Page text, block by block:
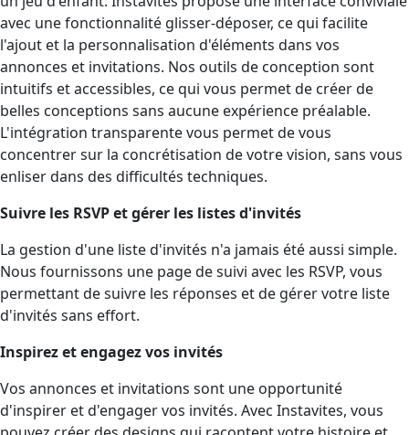
avec une fonctionnalité glisser-déposer, ce qui facilite
l'ajout et la personnalisation d'éléments dans vos
annonces et invitations. Nos outils de conception sont
intuitifs et accessibles, ce qui vous permet de créer de
belles conceptions sans aucune expérience préalable.
L'intégration transparente vous permet de vous
concentrer sur la concrétisation de votre vision, sans vous
enliser dans des difficultés techniques.
Suivre les RSVP et gérer les listes d'invités
La gestion d'une liste d'invités n'a jamais été aussi simple.
Nous fournissons une page de suivi avec les RSVP, vous
permettant de suivre les réponses et de gérer votre liste
d'invités sans effort.
Inspirez et engagez vos invités
Vos annonces et invitations sont une opportunité
d'inspirer et d'engager vos invités. Avec Instavites, vous